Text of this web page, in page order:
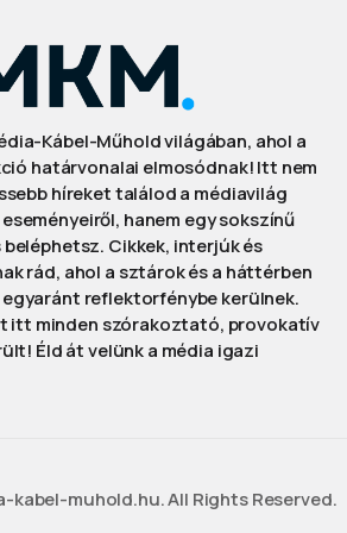
Kábel-Műhold világában, ahol a
határvonalai elmosódnak! Itt nem
híreket találod a médiavilág
hanem egy sokszínű
Cikkek, interjúk és
rád, ahol a sztárok és a háttérben
reflektorfénybe kerülnek.
itt minden szórakoztató, provokatív
Éld át velünk a média igazi
kabel-muhold.hu. All Rights Reserved.